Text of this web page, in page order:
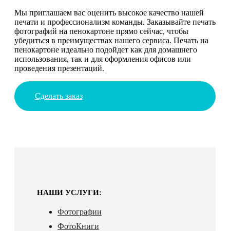
Мы приглашаем вас оценить высокое качество нашей
печати и профессионализм команды. Заказывайте печать
фотографий на пенокартоне прямо сейчас, чтобы
убедиться в преимуществах нашего сервиса. Печать на
пенокартоне идеально подойдет как для домашнего
использования, так и для оформления офисов или
проведения презентаций.
Сделать заказ
НАШИ УСЛУГИ:
Фотографии
ФотоКниги